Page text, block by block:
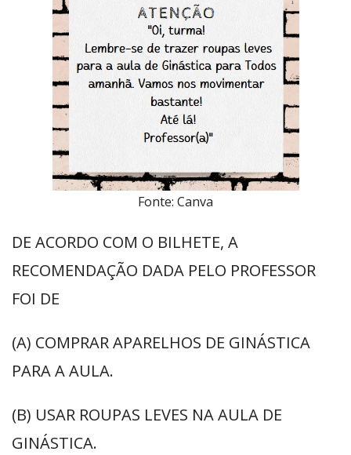
Fonte: Canva
DE ACORDO COM O BILHETE, A
RECOMENDAÇÃO DADA PELO PROFESSOR
FOI DE
(A) COMPRAR APARELHOS DE GINÁSTICA
PARA A AULA.
(B) USAR ROUPAS LEVES NA AULA DE
GINÁSTICA.